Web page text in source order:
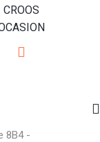
CROOS
8B4 -